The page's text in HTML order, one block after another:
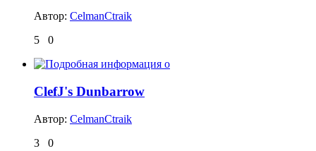
Автор: CelmanCtraik
5
0
ClefJ's Dunbarrow
Автор: CelmanCtraik
3
0